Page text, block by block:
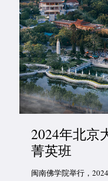
2024年北京
菁英班
闽南佛学院举行，